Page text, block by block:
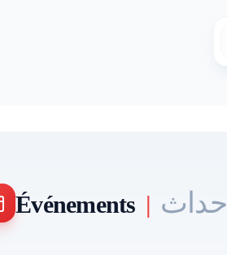
Événements | أحداث